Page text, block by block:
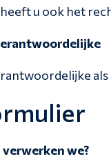
u ook het
als
we?